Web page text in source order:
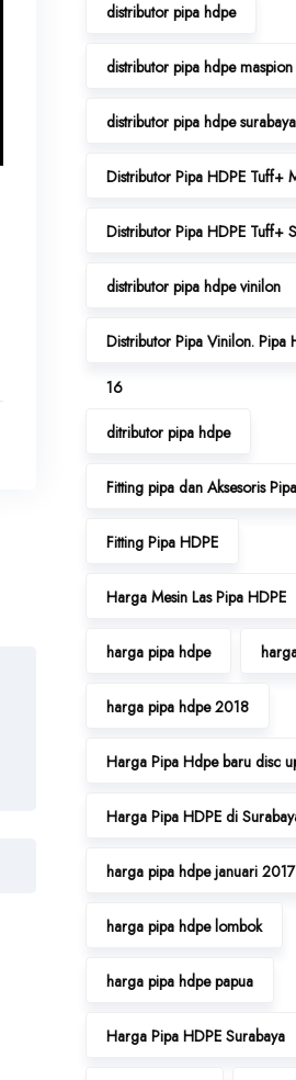
distributor pipa hdpe
distributor pipa hdpe maspion
distributor pipa hdpe surabaya
Distributor Pipa HDPE Tuff+
Distributor Pipa HDPE Tuff+
distributor pipa hdpe vinilon
Distributor Pipa Vinilon. Pipa
16
ditributor pipa hdpe
Fitting pipa dan Aksesoris
Fitting Pipa HDPE
Harga Mesin Las Pipa HDPE
harga pipa hdpe
harga pipa hdpe 2018
Harga Pipa Hdpe baru disc
Harga Pipa HDPE di
harga pipa hdpe januari 2017
harga pipa hdpe lombok
harga pipa hdpe papua
Harga Pipa HDPE Surabaya